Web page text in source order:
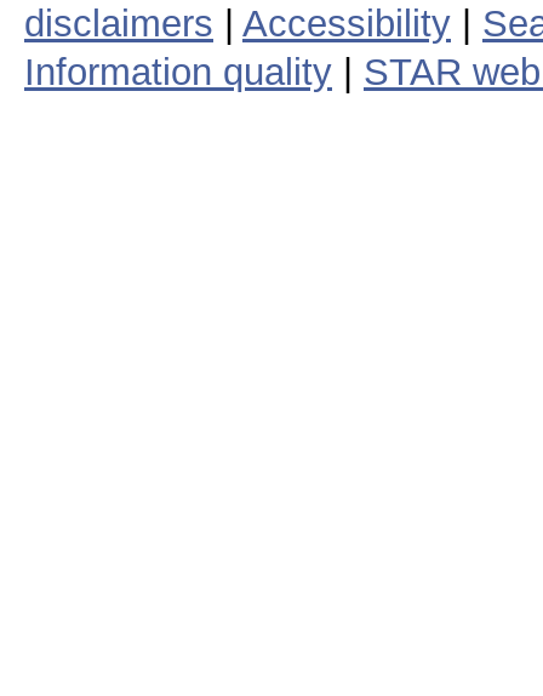
disclaimers
Accessibility
Information quality
STAR